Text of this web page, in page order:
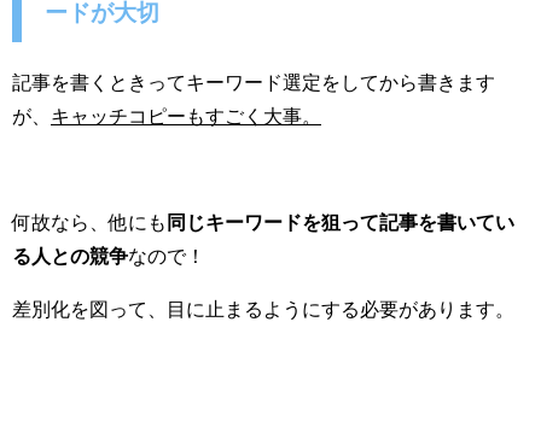
ードが大切
記事を書くときってキーワード選定をしてから書きます
が、 キャッチコピーもすごく大事。
何故なら、他にも 同じキーワードを狙って記事を書いてい
る人との競争なので！
差別化を図って、目に止まるようにする必要があります。